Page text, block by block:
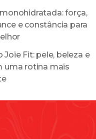
força,
e constância para
Joie Fit: pele, beleza e
uma rotina mais